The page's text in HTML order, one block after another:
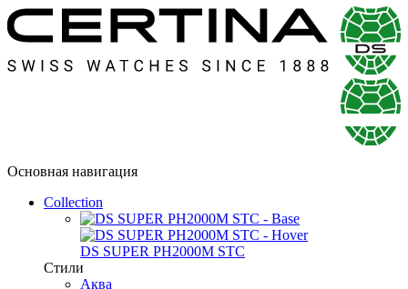
Основная навигация
Collection
DS SUPER PH2000M STC
Стили
Аква